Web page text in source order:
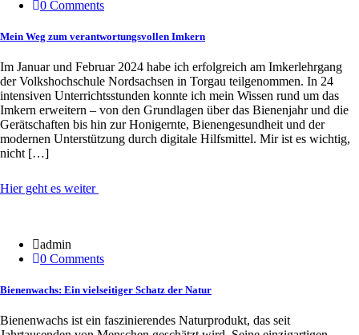
0 Comments
Mein Weg zum verantwortungsvollen Imkern
Im Januar und Februar 2024 habe ich erfolgreich am Imkerlehrgang
der Volkshochschule Nordsachsen in Torgau teilgenommen. In 24
intensiven Unterrichtsstunden konnte ich mein Wissen rund um das
Imkern erweitern – von den Grundlagen über das Bienenjahr und die
Gerätschaften bis hin zur Honigernte, Bienengesundheit und der
modernen Unterstützung durch digitale Hilfsmittel. Mir ist es wichtig,
nicht […]
Hier geht es weiter
admin
0 Comments
Bienenwachs: Ein vielseitiger Schatz der Natur
Bienenwachs ist ein faszinierendes Naturprodukt, das seit